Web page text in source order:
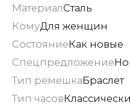
МатериалСталь
КомуДля женщин
СостояниеКак новые
Спецпредложение
Тип ремешкаБраслет
Тип часов